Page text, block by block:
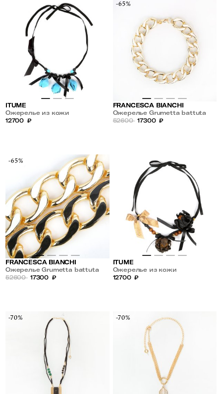
ITUME
Ожерелье из кожи
12700 ₽
-65%
FRANCESCA BIANCHI
Ожерелье Grumetta battuta
52600 17300 ₽
-65%
FRANCESCA BIANCHI
Ожерелье Grumetta battuta
52600 17300 ₽
ITUME
Ожерелье из кожи
12700 ₽
-70% -70%